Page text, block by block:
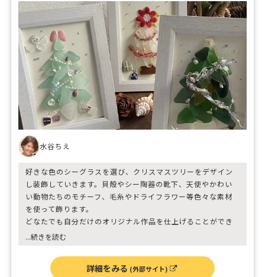
水谷ちえ
好きな色のシーグラスを選び、クリスマスツリーをデザイン
し装飾していきます。貝殻やシー陶器の靴下、天使やかわい
い動物たちのモチーフ、毛糸やドライフラワー等色々な素材
を使って飾ります。
どなたでも自分だけのオリジナル作品を仕上げることができ
ます。
のクリスマスプレゼントにもいいですね！
シーグラスと自然の温かみを感じながら、素敵なクリスマス
...続きを読む
詳細をみる (外部サイト)